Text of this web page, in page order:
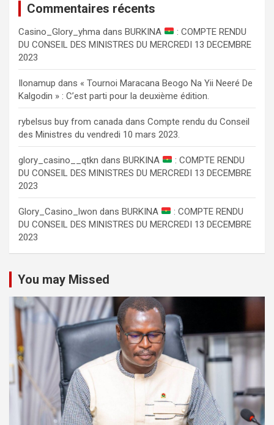
Commentaires récents
Сasino_Glory_yhma dans BURKINA
: COMPTE RENDU
DU CONSEIL DES MINISTRES DU MERCREDI 13 DECEMBRE
2023
Ilonamup dans « Tournoi Maracana Beogo Na Yii Neeré De
Kalgodin » : C’est parti pour la deuxième édition.
rybelsus buy from canada dans Compte rendu du Conseil
des Ministres du vendredi 10 mars 2023.
glory_casino__qtkn dans BURKINA
: COMPTE RENDU
DU CONSEIL DES MINISTRES DU MERCREDI 13 DECEMBRE
2023
Glory_Casino_lwon dans BURKINA
: COMPTE RENDU
DU CONSEIL DES MINISTRES DU MERCREDI 13 DECEMBRE
2023
You may Missed